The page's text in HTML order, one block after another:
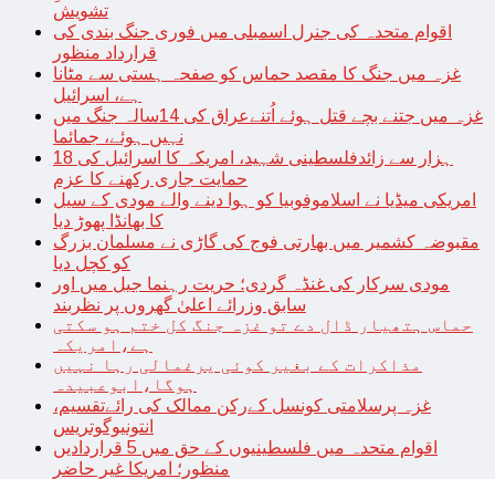
تشویش
اقوام متحدہ کی جنرل اسمبلی میں فوری جنگ بندی کی
قرارداد منظور
غزہ میں جنگ کا مقصد حماس کو صفحہ ہستی سے مٹانا
ہے، اسرائیل
غزہ میں جتنے بچے قتل ہوئے اُتنےعراق کی 14سالہ جنگ میں
نہیں ہوئے، جمائما
18 ہزار سے زائدفلسطینی شہید، امریکہ کا اسرائیل کی
حمایت جاری رکھنے کا عزم
امریکی میڈیا نے اسلاموفوبیا کو ہوا دینے والے مودی کے سیل
کا بھانڈا پھوڑ دیا
مقبوضہ کشمیر میں بھارتی فوج کی گاڑی نے مسلمان بزرگ
کو کچل دیا
مودی سرکار کی غنڈہ گردی؛ حریت رہنما جیل میں اور
سابق وزرائے اعلیٰ گھروں پر نظربند
حماس ہتھیار ڈال دے تو غزہ جنگ کل ختم ہو سکتی
ہے،امریکہ
مذاکرات کے بغیر کوئی یرغمالی رہا نہیں
ہوگا،ابوعبیدہ
غزہ پرسلامتی کونسل کےرکن ممالک کی رائےتقسیم،
انتونیوگوتریس
اقوام متحدہ میں فلسطینیوں کے حق میں 5 قراردادیں
منظور؛ امریکا غیر حاضر